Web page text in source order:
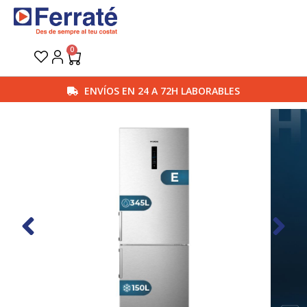
contenido
0
Carrito
ENVÍOS EN 24 A 72H LABORABLES